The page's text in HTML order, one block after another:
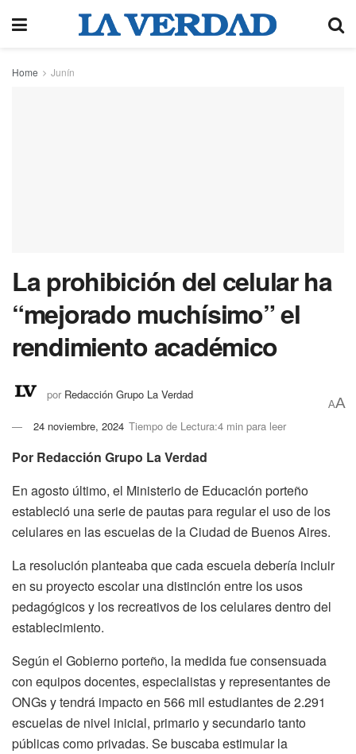
Home Junín
La prohibición del celular ha
“mejorado muchísimo” el
rendimiento académico
por Redacción Grupo La Verdad
24 noviembre, 2024 Tiempo de Lectura:4 min para leer
AA
Por Redacción Grupo La Verdad
En agosto último, el Ministerio de Educación porteño
estableció una serie de pautas para regular el uso de los
celulares en las escuelas de la Ciudad de Buenos Aires.
La resolución planteaba que cada escuela debería incluir
en su proyecto escolar una distinción entre los usos
pedagógicos y los recreativos de los celulares dentro del
establecimiento.
Según el Gobierno porteño, la medida fue consensuada
con equipos docentes, especialistas y representantes de
ONGs y tendrá impacto en 566 mil estudiantes de 2.291
escuelas de nivel inicial, primario y secundario tanto
públicas como privadas. Se buscaba estimular la